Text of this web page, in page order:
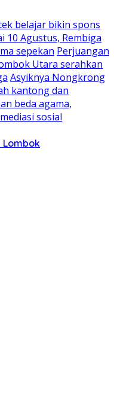
belajar bikin spons
10 Agustus, Rembiga
sepekan Perjuangan
Utara serahkan
Asyiknya Nongkrong
kantong dan
beda agama,
sosial
Lombok